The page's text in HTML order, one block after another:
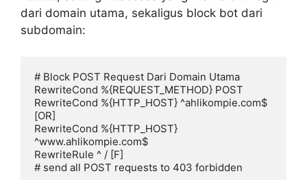
dari domain utama, sekaligus block bot dari
subdomain:
# Block POST Request Dari Domain Utama
RewriteCond %{REQUEST_METHOD} POST
RewriteCond %{HTTP_HOST} ^ahlikompie.com$
[OR]
RewriteCond %{HTTP_HOST}
^www.ahlikompie.com$
RewriteRule ^ / [F]
# send all POST requests to 403 forbidden